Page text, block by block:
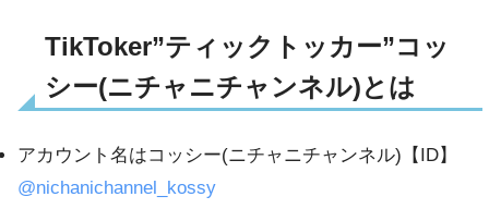
TikToker”ティックトッカー”コッ
シー(ニチャニチャンネル)とは
アカウント名はコッシー(ニチャニチャンネル)【ID】
@nichanichannel_kossy